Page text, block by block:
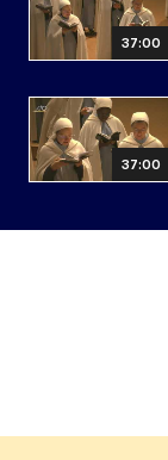
37:00
37:00